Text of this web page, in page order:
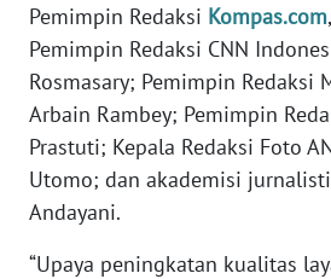
Pemimpin Redaksi Kompas.com
Pemimpin Redaksi CNN
Rosmasary; Pemimpin Redaksi
Arbain Rambey; Pemimpin
Prastuti; Kepala Redaksi Foto
Utomo; dan akademisi
Andayani.
“Upaya peningkatan kualitas
WN
SUMBAR
WN
SUMSEL
WN